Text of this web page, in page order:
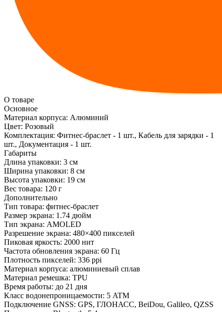
О товаре
Основное
Материал корпуса: Алюминий
Цвет: Розовый
Комплектация: Фитнес-браслет - 1 шт., Кабель для зарядки - 1
шт., Документация - 1 шт.
Габариты
Длина упаковки: 3 см
Ширина упаковки: 8 см
Высота упаковки: 19 см
Вес товара: 120 г
Дополнительно
Тип товара: фитнес-браслет
Размер экрана: 1.74 дюйм
Тип экрана: AMOLED
Разрешение экрана: 480×400 пикселей
Пиковая яркость: 2000 нит
Частота обновления экрана: 60 Гц
Плотность пикселей: 336 ppi
Материал корпуса: алюминиевый сплав
Материал ремешка: TPU
Время работы: до 21 дня
Класс водонепроницаемости: 5 ATM
Подключение GNSS: GPS, ГЛОНАСС, BeiDou, Galileo, QZSS